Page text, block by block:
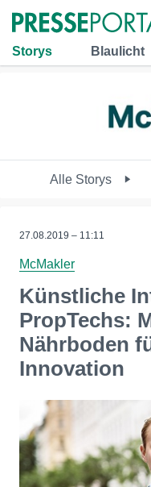
Storys Blaulicht
Alle Storys
27.08.2019 – 11:11
McMakler
Künstliche
PropTechs:
Nährboden
Innovation